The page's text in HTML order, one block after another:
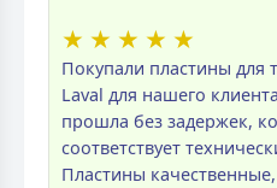
★ ★ ★ ★ ★
Покупали пластины для
Laval для нашего
прошла без задержек,
соответствует
Пластины